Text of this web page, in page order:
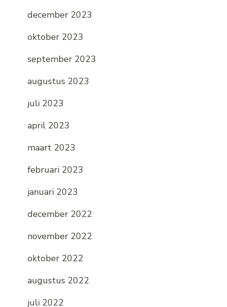
december 2023
oktober 2023
september 2023
augustus 2023
juli 2023
april 2023
maart 2023
februari 2023
januari 2023
december 2022
november 2022
oktober 2022
augustus 2022
juli 2022